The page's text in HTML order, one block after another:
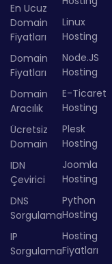
En Ucuz
Domain
Fiyatları
Domain
Fiyatları
Domain
Aracılık
Ücretsiz
Domain
IDN
Çevirici
DNS
Sorgulama
IP
Sorgulama
Linux
Hosting
Node.JS
Hosting
E-Ticaret
Hosting
Plesk
Hosting
Joomla
Hosting
Python
Hosting
Hosting
Fiyatları